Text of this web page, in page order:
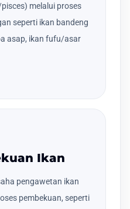
melalui proses
seperti ikan bandeng
asap, ikan fufu/asar
Ikan
pengawetan ikan
pembekuan, seperti